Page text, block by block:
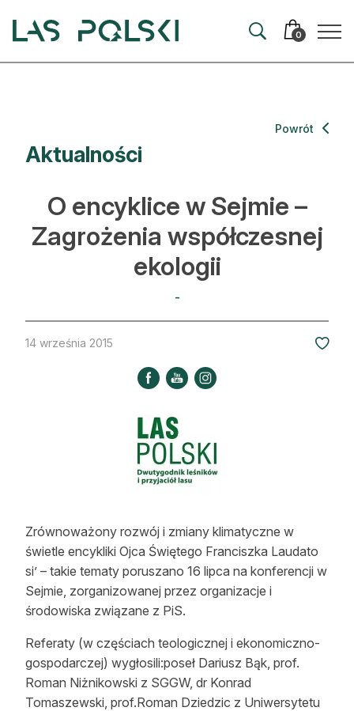
0
Artykuły
Hodowla lasu
Ochrona lasu
Nowe technologie
Kultura i historia
Strefa eksperta
Leśnik na zakupach
Edukacja
Lasy prywatne
100 lat „Lasu Polskiego”
Prenumerata
Aktualności
Powrót
O encyklice w Sejmie –
Zagrożenia współczesnej
ekologii
-
14 września 2015
Zrównoważony rozwój i zmiany klimatyczne w
świetle encykliki Ojca Świętego Franciszka Laudato
si’ – takie tematy poruszano 16 lipca na konferencji w
Sejmie, zorganizowanej przez organizacje i
środowiska związane z PiS.
Referaty (w częściach teologicznej i ekonomiczno-
gospodarczej) wygłosili:poseł Dariusz Bąk, prof.
Roman Niżnikowski z SGGW, dr Konrad
Tomaszewski, prof.Roman Dziedzic z Uniwersytetu